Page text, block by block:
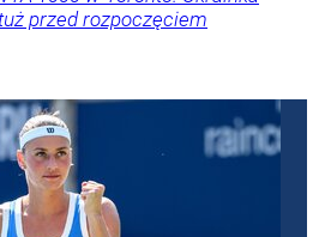
przed rozpoczęciem